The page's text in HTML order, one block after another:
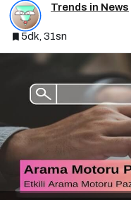
Trends in News
5dk, 31sn